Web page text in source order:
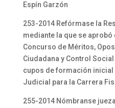
Espín Garzón
253-2014 Refórmase la
mediante la que se aprobó
Concurso de Méritos,
Ciudadana y Control
cupos de formación inicial
Judicial para la Carrera
255-2014 Nómbranse